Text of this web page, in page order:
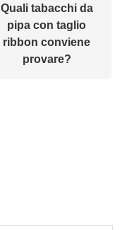
Quali tabacchi da
pipa con taglio
ribbon conviene
provare?